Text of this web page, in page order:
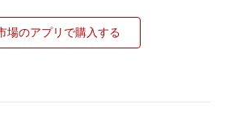
場のアプリで購入する